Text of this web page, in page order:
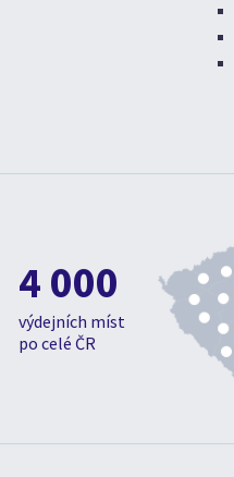
4 000
výdejních míst
po celé ČR